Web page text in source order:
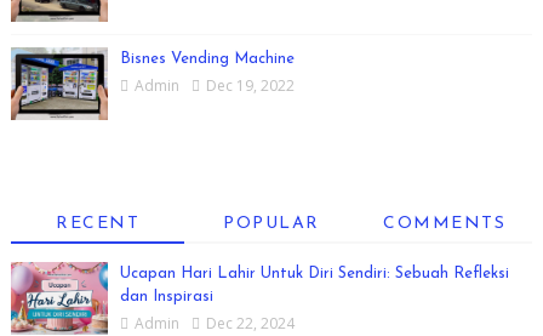
Bisnes Vending Machine
Admin Dec 19, 2022
RECENT POPULAR COMMENTS
Ucapan Hari Lahir Untuk Diri Sendiri: Sebuah Refleksi
dan Inspirasi
Admin Dec 22, 2024